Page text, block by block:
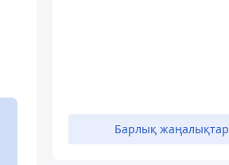
Барлық жаңалықтар